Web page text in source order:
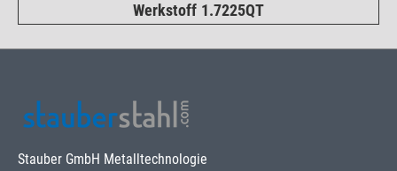
Werkstoff 1.7225QT
Stauber GmbH Metalltechnologie